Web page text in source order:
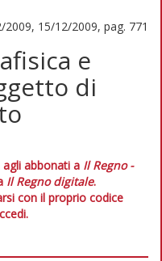
15/12/2009, pag. 771
e
di
abbonati a Il Regno -
Il Regno digitale.
con il proprio codice